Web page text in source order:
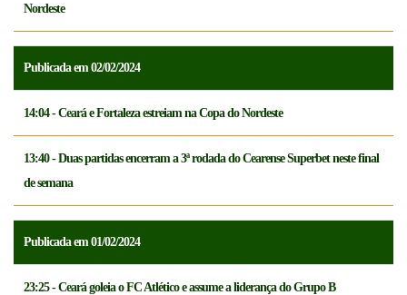
Nordeste
Publicada em 02/02/2024
14:04 - Ceará e Fortaleza estreiam na Copa do Nordeste
13:40 - Duas partidas encerram a 3ª rodada do Cearense Superbet neste final
de semana
Publicada em 01/02/2024
23:25 - Ceará goleia o FC Atlético e assume a liderança do Grupo B